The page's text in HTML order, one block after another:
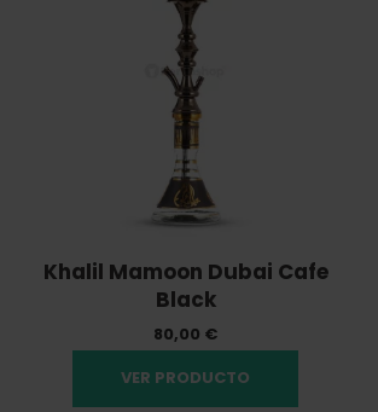
Khalil Mamoon Dubai Cafe
Black
80,00 €
VER PRODUCTO